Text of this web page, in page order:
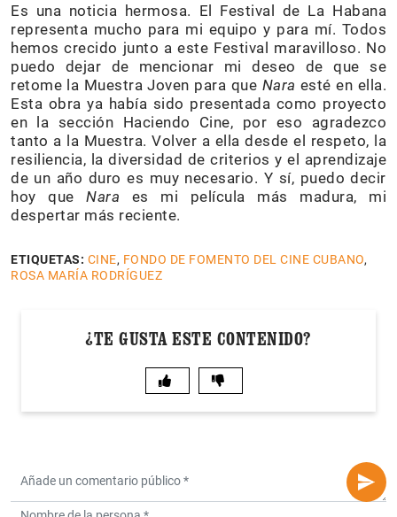
Es una noticia hermosa. El Festival de La Habana
representa mucho para mi equipo y para mí. Todos
hemos crecido junto a este Festival maravilloso. No
puedo dejar de mencionar mi deseo de que se
retome la Muestra Joven para que Nara esté en ella.
Esta obra ya había sido presentada como proyecto
en la sección Haciendo Cine, por eso agradezco
tanto a la Muestra. Volver a ella desde el respeto, la
resiliencia, la diversidad de criterios y el aprendizaje
de un año duro es muy necesario. Y sí, puedo decir
hoy que Nara es mi película más madura, mi
despertar más reciente.
ETIQUETAS: CINE, FONDO DE FOMENTO DEL CINE CUBANO,
ROSA MARÍA RODRÍGUEZ
¿TE GUSTA ESTE CONTENIDO?